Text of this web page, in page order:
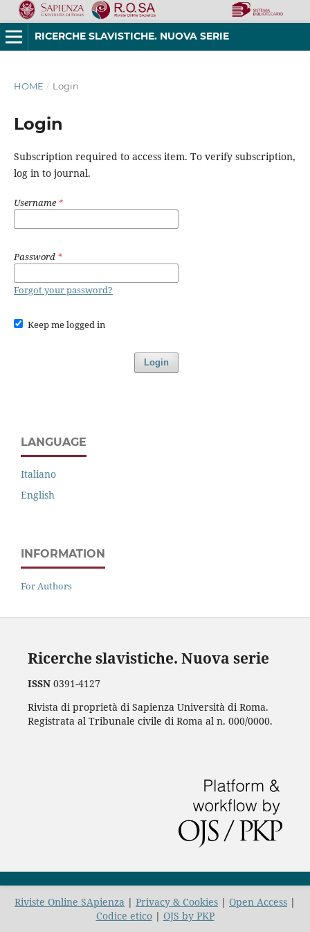
RICERCHE SLAVISTICHE. NUOVA SERIE
HOME / Login
Login
Subscription required to access item. To verify subscription,
log in to journal.
Username*
Password *
Forgot your password?
Keep me logged in
Login
LANGUAGE
Italiano
English
INFORMATION
For Authors
Ricerche slavistiche. Nuova serie
ISSN0391-4127
Rivista di proprietà di Sapienza Università di Roma.
Registrata al Tribunale civile di Roma al n. 000/0000.
Riviste Online SApienza | Privacy & Cookies | Open Access |
Codice etico| OJS by PKP